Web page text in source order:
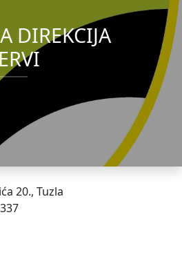
DIREKCIJA
20., Tuzla